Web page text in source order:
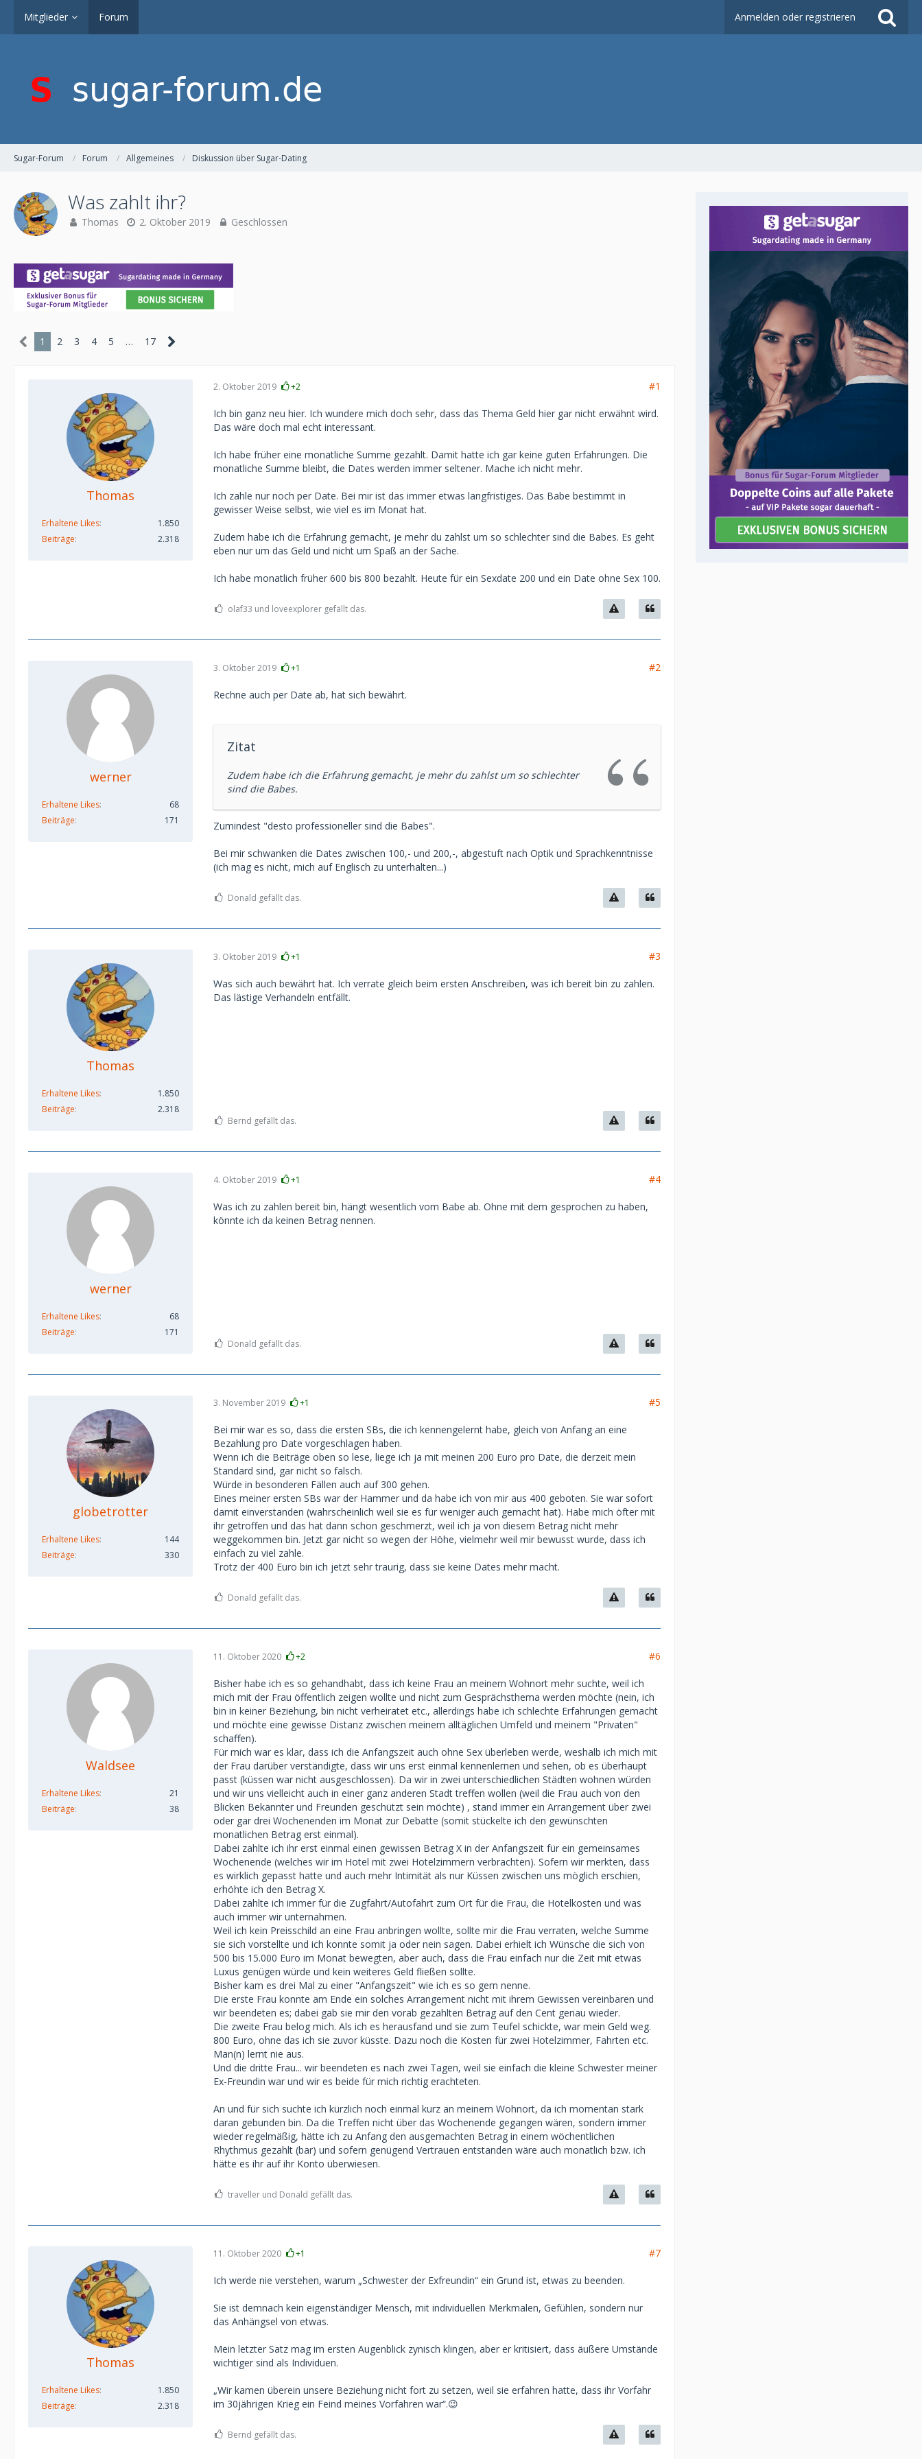
Mitglieder Forum Anmelden oder registrieren
Sugar-Forum Forum Allgemeines Diskussion über Sugar-Dating
Was zahlt ihr?
Thomas 2. Oktober 2019 Geschlossen
1 2 3 4 5 … 17
Thomas
Erhaltene Likes
1.850
Beiträge
2.318
2. Oktober 2019 +2 #1
Ich bin ganz neu hier. Ich wundere mich doch sehr, dass das Thema Geld hier gar nicht erwähnt wird.
Das wäre doch mal echt interessant.
Ich habe früher eine monatliche Summe gezahlt. Damit hatte ich gar keine guten Erfahrungen. Die
monatliche Summe bleibt, die Dates werden immer seltener. Mache ich nicht mehr.
Ich zahle nur noch per Date. Bei mir ist das immer etwas langfristiges. Das Babe bestimmt in
gewisser Weise selbst, wie viel es im Monat hat.
Zudem habe ich die Erfahrung gemacht, je mehr du zahlst um so schlechter sind die Babes. Es geht
eben nur um das Geld und nicht um Spaß an der Sache.
Ich habe monatlich früher 600 bis 800 bezahlt. Heute für ein Sexdate 200 und ein Date ohne Sex 100.
olaf33 und loveexplorer gefällt das.
werner
Erhaltene Likes
68
Beiträge
171
3. Oktober 2019 +1 #2
Rechne auch per Date ab, hat sich bewährt.
Zitat
Zudem habe ich die Erfahrung gemacht, je mehr du zahlst um so schlechter
sind die Babes.
Zumindest "desto professioneller sind die Babes".
Bei mir schwanken die Dates zwischen 100,- und 200,-, abgestuft nach Optik und Sprachkenntnisse
(ich mag es nicht, mich auf Englisch zu unterhalten...)
Donald gefällt das.
Thomas
Erhaltene Likes
1.850
Beiträge
2.318
3. Oktober 2019 +1 #3
Was sich auch bewährt hat. Ich verrate gleich beim ersten Anschreiben, was ich bereit bin zu zahlen.
Das lästige Verhandeln entfällt.
Bernd gefällt das.
werner
Erhaltene Likes
68
Beiträge
171
4. Oktober 2019 +1 #4
Was ich zu zahlen bereit bin, hängt wesentlich vom Babe ab. Ohne mit dem gesprochen zu haben,
könnte ich da keinen Betrag nennen.
Donald gefällt das.
globetrotter
Erhaltene Likes
144
Beiträge
330
3. November 2019 +1 #5
Bei mir war es so, dass die ersten SBs, die ich kennengelernt habe, gleich von Anfang an eine
Bezahlung pro Date vorgeschlagen haben.
Wenn ich die Beiträge oben so lese, liege ich ja mit meinen 200 Euro pro Date, die derzeit mein
Standard sind, gar nicht so falsch.
Würde in besonderen Fällen auch auf 300 gehen.
Eines meiner ersten SBs war der Hammer und da habe ich von mir aus 400 geboten. Sie war sofort
damit einverstanden (wahrscheinlich weil sie es für weniger auch gemacht hat). Habe mich öfter mit
ihr getroffen und das hat dann schon geschmerzt, weil ich ja von diesem Betrag nicht mehr
weggekommen bin. Jetzt gar nicht so wegen der Höhe, vielmehr weil mir bewusst wurde, dass ich
einfach zu viel zahle.
Trotz der 400 Euro bin ich jetzt sehr traurig, dass sie keine Dates mehr macht.
Donald gefällt das.
Waldsee
Erhaltene Likes
21
Beiträge
38
11. Oktober 2020 +2 #6
Bisher habe ich es so gehandhabt, dass ich keine Frau an meinem Wohnort mehr suchte, weil ich
mich mit der Frau öffentlich zeigen wollte und nicht zum Gesprächsthema werden möchte (nein, ich
bin in keiner Beziehung, bin nicht verheiratet etc., allerdings habe ich schlechte Erfahrungen gemacht
und möchte eine gewisse Distanz zwischen meinem alltäglichen Umfeld und meinem "Privaten"
schaffen).
Für mich war es klar, dass ich die Anfangszeit auch ohne Sex überleben werde, weshalb ich mich mit
der Frau darüber verständigte, dass wir uns erst einmal kennenlernen und sehen, ob es überhaupt
passt (küssen war nicht ausgeschlossen). Da wir in zwei unterschiedlichen Städten wohnen würden
und wir uns vielleicht auch in einer ganz anderen Stadt treffen wollen (weil die Frau auch von den
Blicken Bekannter und Freunden geschützt sein möchte) , stand immer ein Arrangement über zwei
oder gar drei Wochenenden im Monat zur Debatte (somit stückelte ich den gewünschten
monatlichen Betrag erst einmal).
Dabei zahlte ich ihr erst einmal einen gewissen Betrag X in der Anfangszeit für ein gemeinsames
Wochenende (welches wir im Hotel mit zwei Hotelzimmern verbrachten). Sofern wir merkten, dass
es wirklich gepasst hatte und auch mehr Intimität als nur Küssen zwischen uns möglich erschien,
erhöhte ich den Betrag X.
Dabei zahlte ich immer für die Zugfahrt/Autofahrt zum Ort für die Frau, die Hotelkosten und was
auch immer wir unternahmen.
Weil ich kein Preisschild an eine Frau anbringen wollte, sollte mir die Frau verraten, welche Summe
sie sich vorstellte und ich konnte somit ja oder nein sagen. Dabei erhielt ich Wünsche die sich von
500 bis 15.000 Euro im Monat bewegten, aber auch, dass die Frau einfach nur die Zeit mit etwas
Luxus genügen würde und kein weiteres Geld fließen sollte.
Bisher kam es drei Mal zu einer "Anfangszeit" wie ich es so gern nenne.
Die erste Frau konnte am Ende ein solches Arrangement nicht mit ihrem Gewissen vereinbaren und
wir beendeten es; dabei gab sie mir den vorab gezahlten Betrag auf den Cent genau wieder.
Die zweite Frau belog mich. Als ich es herausfand und sie zum Teufel schickte, war mein Geld weg.
800 Euro, ohne das ich sie zuvor küsste. Dazu noch die Kosten für zwei Hotelzimmer, Fahrten etc.
Man(n) lernt nie aus.
Und die dritte Frau... wir beendeten es nach zwei Tagen, weil sie einfach die kleine Schwester meiner
Ex-Freundin war und wir es beide für mich richtig erachteten.
An und für sich suchte ich kürzlich noch einmal kurz an meinem Wohnort, da ich momentan stark
daran gebunden bin. Da die Treffen nicht über das Wochenende gegangen wären, sondern immer
wieder regelmäßig, hätte ich zu Anfang den ausgemachten Betrag in einem wöchentlichen
Rhythmus gezahlt (bar) und sofern genügend Vertrauen entstanden wäre auch monatlich bzw. ich
hätte es ihr auf ihr Konto überwiesen.
traveller und Donald gefällt das.
Thomas
Erhaltene Likes
1.850
Beiträge
2.318
11. Oktober 2020 +1 #7
Ich werde nie verstehen, warum „Schwester der Exfreundin“ ein Grund ist, etwas zu beenden.
Sie ist demnach kein eigenständiger Mensch, mit individuellen Merkmalen, Gefühlen, sondern nur
das Anhängsel von etwas.
Mein letzter Satz mag im ersten Augenblick zynisch klingen, aber er kritisiert, dass äußere Umstände
wichtiger sind als Individuen.
„Wir kamen überein unsere Beziehung nicht fort zu setzen, weil sie erfahren hatte, dass ihr Vorfahr
im 30jährigen Krieg ein Feind meines Vorfahren war“.😉
Bernd gefällt das.